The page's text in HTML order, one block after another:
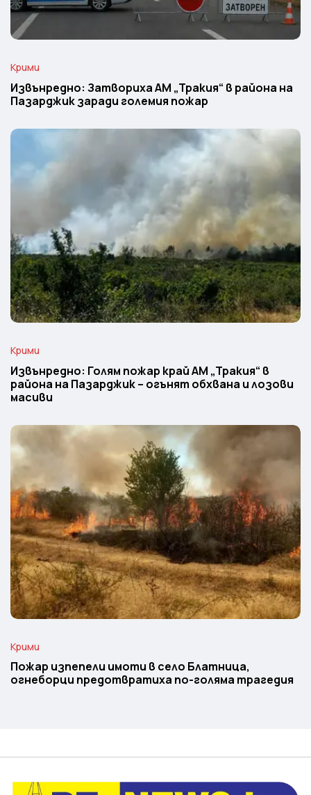
Крими
Извънредно: Затвориха АМ „Тракия“ в района на
Пазарджик заради големия пожар
Крими
Извънредно: Голям пожар край АМ „Тракия“ в
района на Пазарджик – огънят обхвана и лозови
масиви
Крими
Пожар изпепели имоти в село Блатница,
огнеборци предотвратиха по-голяма трагедия